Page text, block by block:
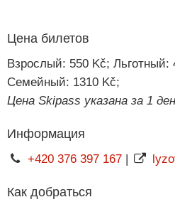
Цена билетов
Взрослый: 550 Kč; Льготный:
Семейный: 1310 Kč;
Цена Skipass указана за 1
Информация
+420 376 397 167|
Как добраться